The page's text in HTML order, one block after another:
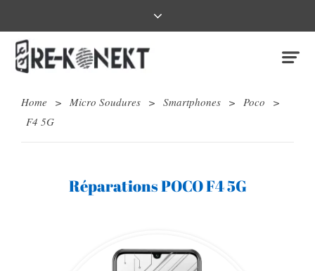
Home > Micro Soudures > Smartphones > Poco
>
F4 5G
Réparations POCO F4 5G